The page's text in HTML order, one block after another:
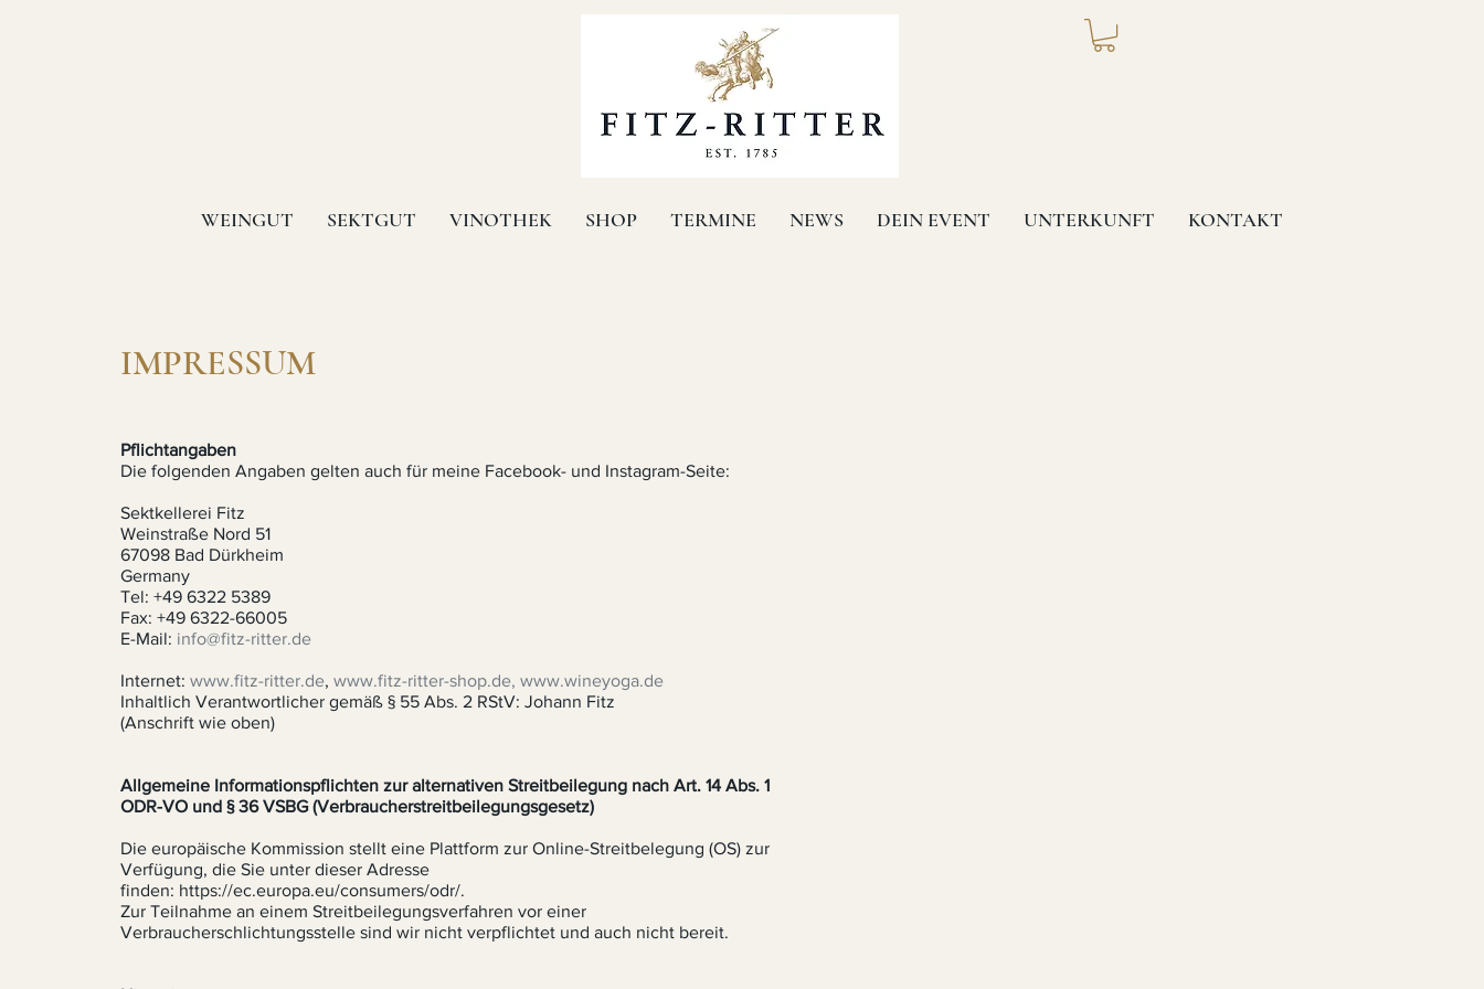
WEINGUT SEKTGUT VINOTHEK SHOP TERMINE NEWS DEIN EVENT UNTERKUNFT KONTAKT
IMPRESSUM
Pflichtangaben
Die folgenden Angaben gelten auch für meine Facebook- und Instagram-Seite:
Sektkellerei Fitz
Weinstraße Nord 51
67098 Bad Dürkheim
Germany
Tel: +49 6322 5389
Fax: +49 6322-66005
E-Mail: info@fitz-ritter.de
Internet:www.fitz-ritter.de,www.fitz-ritter-shop.de, www.wineyoga.de
Inhaltlich Verantwortlicher gemäß § 55 Abs. 2 RStV: Johann Fitz
(Anschrift wie oben)
Allgemeine Informationspflichten zur alternativen Streitbeilegung nach Art. 14 Abs. 1
ODR-VO und § 36 VSBG (Verbraucherstreitbeilegungsgesetz)
Die europäische Kommission stellt eine Plattform zur Online-Streitbelegung (OS) zur
Verfügung, die Sie unter dieser Adresse
finden: https://ec.europa.eu/consumers/odr/.
Zur Teilnahme an einem Streitbeilegungsverfahren vor einer
Verbraucherschlichtungsstelle sind wir nicht verpflichtet und auch nicht bereit.